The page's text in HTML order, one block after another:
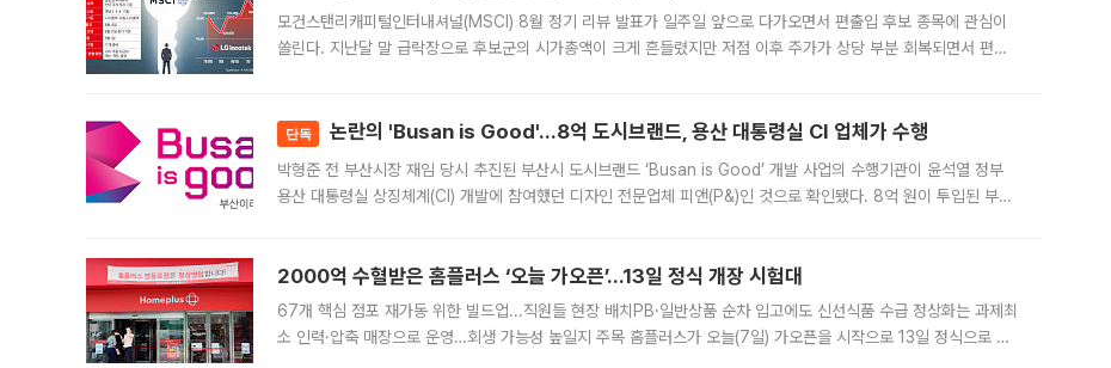
모건스탠리캐피털인터내셔널(MSCI) 8월 정기 리뷰 발표가 일주일 앞으로 다가오면서 편출입 후보 종목에 관심이
쏠린다. 지난달 말 급락장으로 후보군의 시가총액이 크게 흔들렸지만 저점 이후 주가가 상당 부분 회복되면서 편입
단독 논란의 'Busan is Good'…8억 도시브랜드, 용산 대통령실 CI 업체가 수행
박형준 전 부산시장 재임 당시 추진된 부산시 도시브랜드 ‘Busan is Good’ 개발 사업의 수행기관이 윤석열 정부
용산 대통령실 상징체계(CI) 개발에 참여했던 디자인 전문업체 피앤(P&)인 것으로 확인됐다. 8억 원이 투입된 부산
2000억 수혈받은 홈플러스 ‘오늘 가오픈’...13일 정식 개장 시험대
67개 핵심 점포 재가동 위한 빌드업...직원들 현장 배치PB·일반상품 순차 입고에도 신선식품 수급 정상화는 과제최
소 인력·압축 매장으로 운영…회생 가능성 높일지 주목 홈플러스가 오늘(7일) 가오픈을 시작으로 13일 정식으로 재